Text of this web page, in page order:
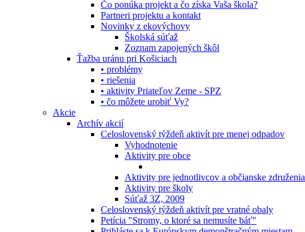
Čo ponúka projekt a čo získa Vaša škola?
Partneri projektu a kontakt
Novinky z ekovýchovy
Školská súťaž
Zoznam zapojených škôl
Ťažba uránu pri Košiciach
• problémy
• riešenia
• aktivity Priateľov Zeme - SPZ
• čo môžete urobiť Vy?
Akcie
Archív akcií
Celoslovenský týždeň aktivít pre menej odpadov
Vyhodnotenie
Aktivity pre obce
Aktivity pre jednotlivcov a občianske združenia
Aktivity pre školy
Súťaž 3Z, 2009
Celoslovenský týždeň aktivít pre vratné obaly
Petícia "Stromy, o ktoré sa nemusíte báť"